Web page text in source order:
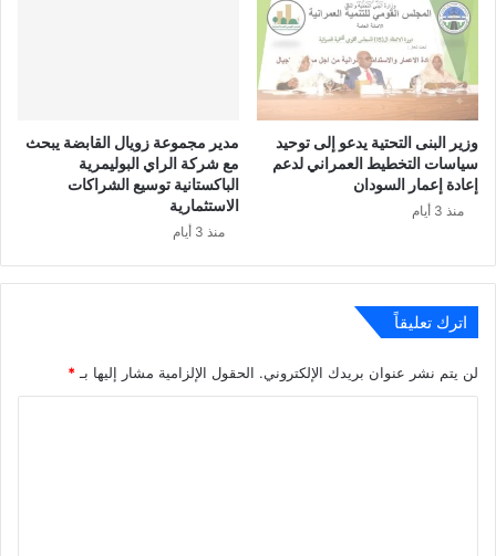
وزير البنى التحتية يدعو إلى توحيد
سياسات التخطيط العمراني لدعم
إعادة إعمار السودان
منذ 3 أيام
مدير مجموعة زويال القابضة يبحث
مع شركة الراي البوليمرية
الباكستانية توسيع الشراكات
الاستثمارية
منذ 3 أيام
اترك تعليقاً
لن يتم نشر عنوان بريدك الإلكتروني. الحقول الإلزامية مشار إليها بـ*